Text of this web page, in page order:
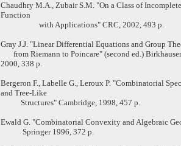
Chaudhry M.A., Zubair S.M. "On a Class of
Function
with Applications" CRC, 2002, 493 p.
Gray J.J. "Linear Differential Equations and Group
from Riemann to Poincare" (second ed.)
2000, 338 p.
Bergeron F., Labelle G., Leroux P. "Combinatorial
and Tree-Like
Structures" Cambridge, 1998, 457 p.
Ewald G. "Combinatorial Convexity and Algebraic
Springer 1996, 372 p.